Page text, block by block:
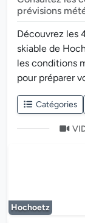
prévisions
Découvrez les
skiable de
les conditions
pour préparer
Catégories
Hochoetz